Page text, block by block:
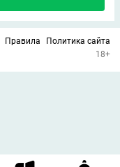
Правила
Политика сайта
18+